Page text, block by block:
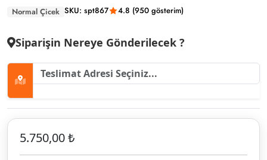
Normal Çicek SKU: spt867 4.8 (950 gösterim)
Siparişin Nereye Gönderilecek ?
5.750,00 ₺